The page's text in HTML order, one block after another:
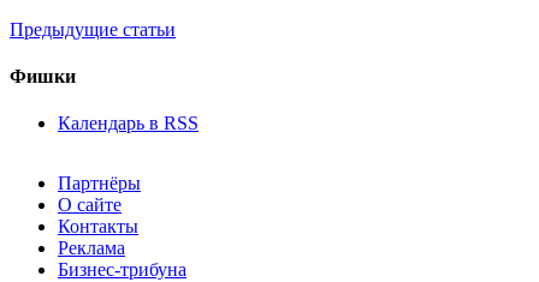
Предыдущие статьи
Фишки
Календарь в RSS
Партнёры
О сайте
Контакты
Реклама
Бизнес-трибуна